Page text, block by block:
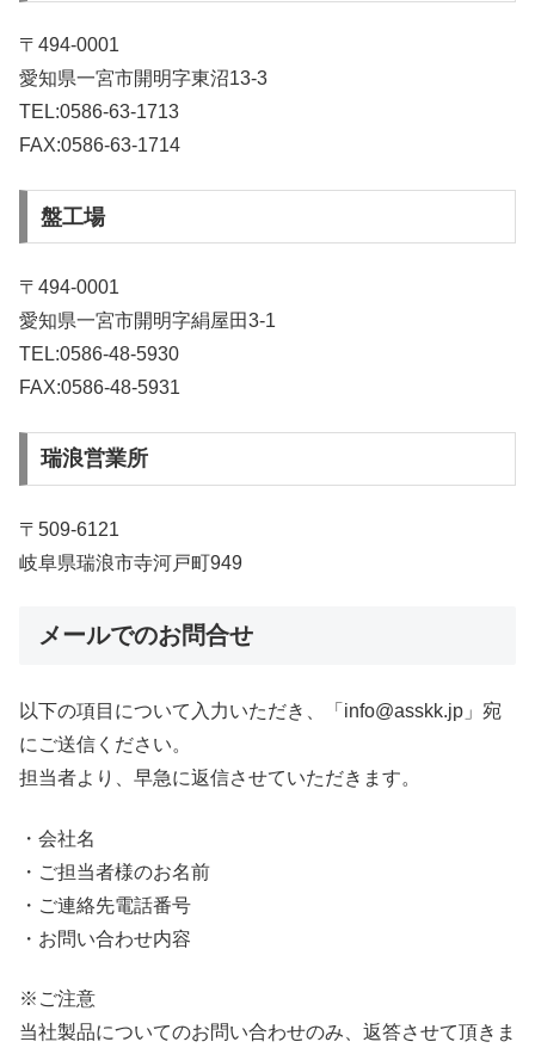
〒494-0001
愛知県一宮市開明字東沼13-3
TEL:0586-63-1713
FAX:0586-63-1714
盤工場
〒494-0001
愛知県一宮市開明字絹屋田3-1
TEL:0586-48-5930
FAX:0586-48-5931
瑞浪営業所
〒509-6121
岐阜県瑞浪市寺河戸町949
メールでのお問合せ
以下の項目について入力いただき、「info@asskk.jp」宛
にご送信ください。
担当者より、早急に返信させていただきます。
・会社名
・ご担当者様のお名前
・ご連絡先電話番号
・お問い合わせ内容
※ご注意
当社製品についてのお問い合わせのみ、返答させて頂きま